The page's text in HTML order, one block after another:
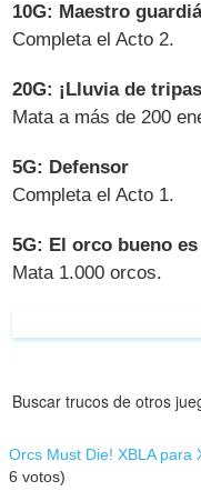
10G: Maestro
Completa el Acto 2.
20G: ¡Lluvia de
Mata a más de 200
5G: Defensor
Completa el Acto 1.
5G: El orco bueno
Mata 1.000 orcos.
Buscar trucos de otros
Orcs Must Die! XBLA para
6 votos)